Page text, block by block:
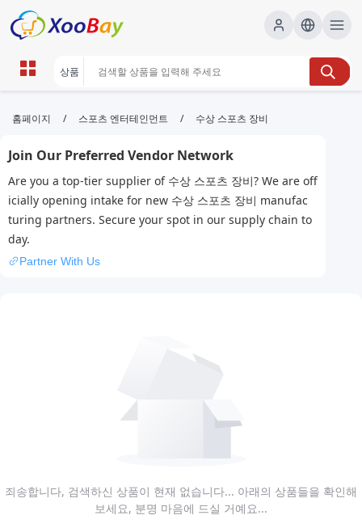
수상 스포츠 장비 | XOOBAY B2B/B2C
수상 스포츠, 장비, 수상 스포츠 용품, wholesale 수상
스포츠 장비, XOOBAY
다양한 수상 스포츠 장비를 한곳에서 비교하고 합리적으로 구매할 수 있
는 전문 가이드.
홈페이지 / 스포츠 엔터테인먼트 / 수상 스포츠 장비
Join Our Preferred Vendor Network
Are you a top-tier supplier of 수상 스포츠 장비? We are off
icially opening intake for new 수상 스포츠 장비 manufac
turing partners. Secure your spot in our supply chain to
day.
Partner With Us
죄송합니다, 검색하신 상품이 현재 없습니다... 아래의 상품들을 확인해
보세요, 분명 마음에 드실 거예요...